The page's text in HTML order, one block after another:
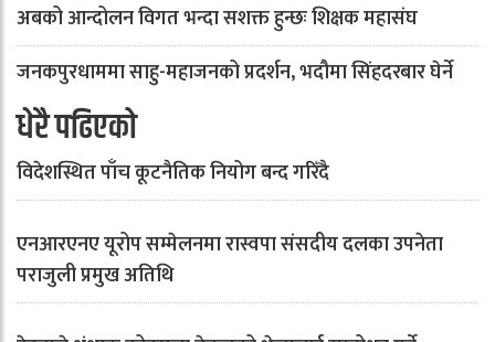
अबको आन्दोलन विगत भन्दा सशक्त हुन्छः शिक्षक महासंघ
जनकपुरधाममा साहु-महाजनको प्रदर्शन, भदौमा सिंहदरबार घेर्ने
धेरै पढिएको
विदेशस्थित पाँच कूटनैतिक नियोग बन्द गरिँदै
एनआरएनए यूरोप सम्मेलनमा रास्वपा संसदीय दलका उपनेता
पराजुली प्रमुख अतिथि